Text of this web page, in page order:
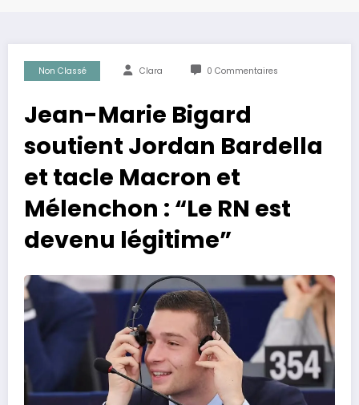
Non Classé Clara 0 Commentaires
Jean-Marie Bigard
soutient Jordan Bardella
et tacle Macron et
Mélenchon : “Le RN est
devenu légitime”